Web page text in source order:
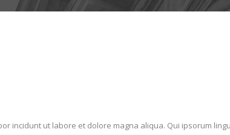
incidunt ut labore et dolore magna aliqua. Qui ipsorum